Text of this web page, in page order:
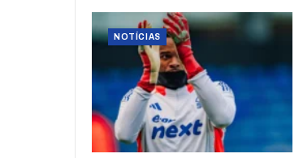
NOTÍCIAS